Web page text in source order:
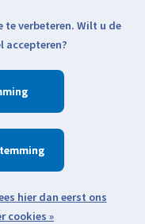
Verlanglijst
te verbeteren. Wilt u de
accepteren?
cookies »